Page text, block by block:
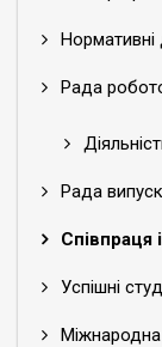
Рада
Рада
Співпраця
Успішні
Міжнародна